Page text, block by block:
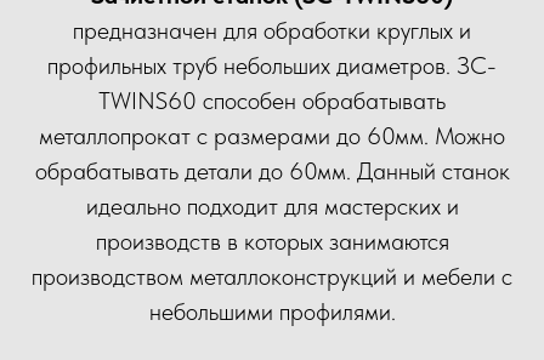
предназначен для обработки круглых и
профильных труб небольших диаметров. ЗС-
TWINS60 способен обрабатывать
металлопрокат с размерами до 60мм. Можно
обрабатывать детали до 60мм. Данный станок
идеально подходит для мастерских и
производств в которых занимаются
производством металлоконструкций и мебели с
небольшими профилями.